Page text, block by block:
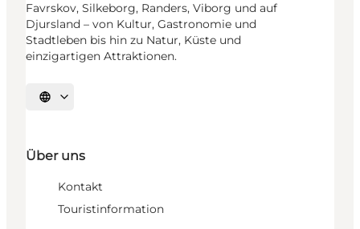
Favrskov, Silkeborg, Randers, Viborg und auf
Djursland – von Kultur, Gastronomie und
Stadtleben bis hin zu Natur, Küste und
einzigartigen Attraktionen.
Sprache auswählen
Über uns
Kontakt
Touristinformation